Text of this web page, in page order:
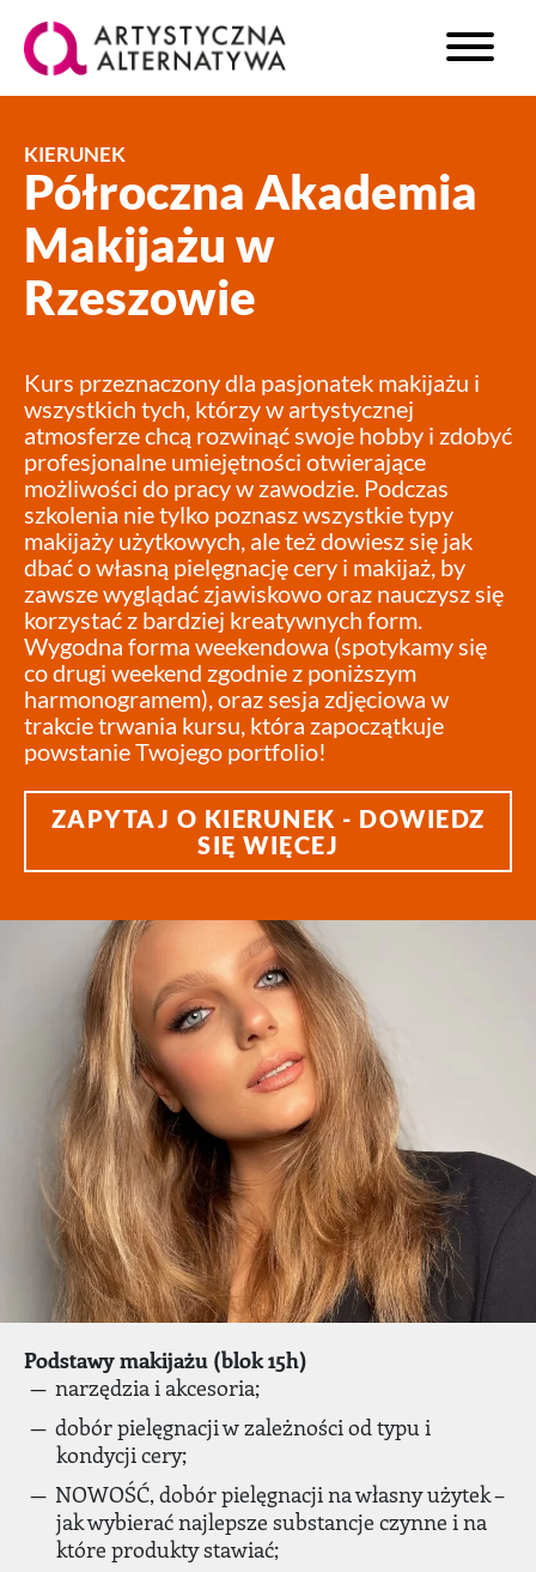
KIERUNEK
Półroczna Akademia
Makijażu w
Rzeszowie
Kurs przeznaczony dla pasjonatek makijażu i
wszystkich tych, którzy w artystycznej
atmosferze chcą rozwinąć swoje hobby i zdobyć
profesjonalne umiejętności otwierające
możliwości do pracy w zawodzie. Podczas
szkolenia nie tylko poznasz wszystkie typy
makijaży użytkowych, ale też dowiesz się jak
dbać o własną pielęgnację cery i makijaż, by
zawsze wyglądać zjawiskowo oraz nauczysz się
korzystać z bardziej kreatywnych form.
Wygodna forma weekendowa (spotykamy się
co drugi weekend zgodnie z poniższym
harmonogramem), oraz sesja zdjęciowa w
trakcie trwania kursu, która zapoczątkuje
powstanie Twojego portfolio!
ZAPYTAJ O KIERUNEK - DOWIEDZ
SIĘ WIĘCEJ
Podstawy makijażu (blok 15h)
narzędzia i akcesoria;
dobór pielęgnacji w zależności od typu i
kondycji cery;
NOWOŚĆ, dobór pielęgnacji na własny użytek –
jak wybierać najlepsze substancje czynne i na
które produkty stawiać;